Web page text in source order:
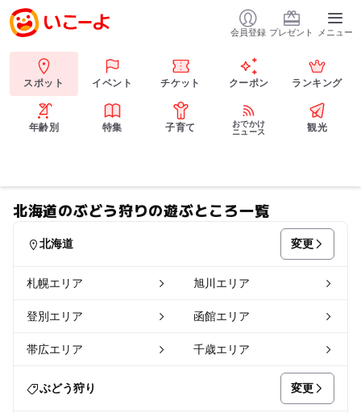
会員登録 プレゼント メニュー
スポット イベント チケット クーポン ランキング
年齢別 特集 子育て
おでかけ
ニュース
観光
北海道のぶどう狩りの遊ぶところ一覧
北海道 変更
札幌エリア 旭川エリア
登別エリア 函館エリア
帯広エリア 千歳エリア
ぶどう狩り 変更